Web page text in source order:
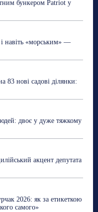
Фоторепортаж
бункером Patriot у
навіть «морським» —
83 нові садові ділянки:
двоє у дуже тяжкому
акцент депутата
2026: як за етикеткою
самого»